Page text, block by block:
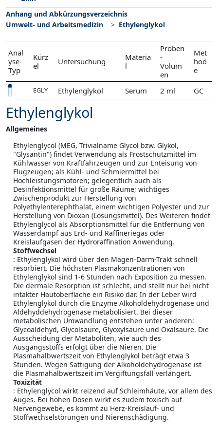
Anhang und Abkürzungsverzeichnis
Umwelt- und Arbeitsmedizin
Ethylenglykol
Anal
yse-
Typ
Kürz
el
Untersuchung
Materia
l
Proben
-
Volum
en
Met
hod
e
EGLY Ethylenglykol Serum 2 ml GC
Ethylenglykol
Allgemeines
Ethylenglycol (MEG, Trivialname Glycol bzw. Glykol,
"Glysantin") findet Verwendung als Frostschutzmittel im
Kühlwasser von Kraftfahrzeugen und zur Enteisung von
Flugzeugen; als Kühl- und Schmiermittel bei
Hochleistungsmotoren; gelegentlich auch als
Desinfektionsmittel für große Räume; wichtiges
Zwischenprodukt zur Herstellung von
Polyethylenterephthalat, einem wichtigen Polyester und zur
Herstellung von Dioxan (Lösungsmittel). Des Weiteren findet
Ethylenglycol als Absorptionsmittel für die Entfernung von
Wasserdampf aus Erd- und Raffineriegas oder
Kreislaufgasen der Hydroraffination Anwendung.
Stoffwechsel
: Ethylenglykol wird über den Magen-Darm-Trakt schnell
resorbiert. Die höchsten Plasmakonzentrationen von
Ethylenglykol sind 1-6 Stunden nach Exposition zu messen.
Die dermale Resorption ist schlecht, und stellt nur bei nicht
intakter Hautoberfläche ein Risiko dar. In der Leber wird
Ethylenglykol durch die Enzyme Alkoholdehydrogenase und
Aldehyddehydrogenase metabolisiert. Bei dieser
metabolischen Umwandlung entstehen unter anderen:
Glycoaldehyd, Glycolsäure, Glyoxylsäure und Oxalsäure. Die
Ausscheidung der Metaboliten, wie auch des
Ausgangsstoffs erfolgt über die Nieren. Die
Plasmahalbwertszeit von Ethylenglykol beträgt etwa 3
Stunden. Wegen Sättigung der Alkoholdehydrogenase ist
die Plasmahalbwertszeit im Vergiftungsfall verlängert.
Toxizität
: Ethylenglycol wirkt reizend auf Schleimhäute, vor allem des
Auges. Bei hohen Dosen wirkt es zudem toxisch auf
Nervengewebe, es kommt zu Herz-Kreislauf- und
Stoffwechselstörungen und Nierenschädigung.